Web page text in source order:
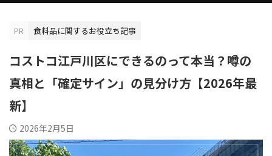
PR 食料品に関するお役立ち記事
コストコ江戸川区にできるのって本当？噂の
真相と「確定サイン」の見分け方【2026年最
新】
2026年2月5日